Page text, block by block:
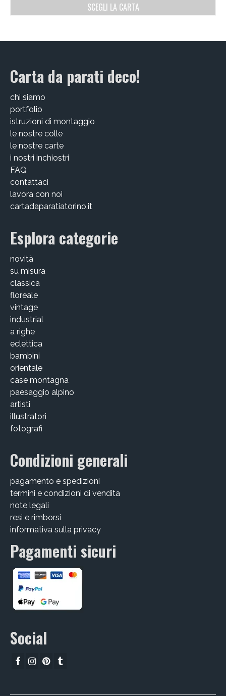
SCEGLI LA CARTA
Carta da parati deco!
chi siamo
portfolio
istruzioni di montaggio
le nostre colle
le nostre carte
i nostri inchiostri
FAQ
contattaci
lavora con noi
cartadaparatiatorino.it
Esplora categorie
novità
su misura
classica
floreale
vintage
industrial
a righe
eclettica
bambini
orientale
case montagna
paesaggio alpino
artisti
illustratori
fotografi
Condizioni generali
pagamento e spedizioni
termini e condizioni di vendita
note legali
resi e rimborsi
informativa sulla privacy
Pagamenti sicuri
Social